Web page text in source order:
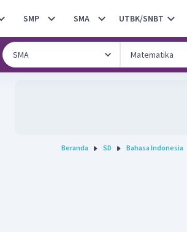
SMP SMA UTBK/SNBT
Beranda SD Bahasa Indonesia